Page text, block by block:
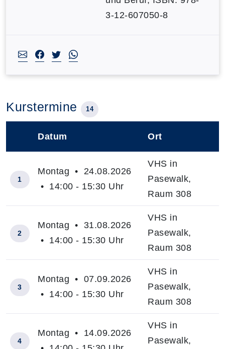
3-12-607050-8
Kurstermine 14
Datum Ort
1
Montag • 24.08.2026
• 14:00 - 15:30 Uhr
VHS in
Pasewalk,
Raum 308
2
Montag • 31.08.2026
• 14:00 - 15:30 Uhr
VHS in
Pasewalk,
Raum 308
3
Montag • 07.09.2026
• 14:00 - 15:30 Uhr
VHS in
Pasewalk,
Raum 308
4
Montag • 14.09.2026
VHS in
Pasewalk,